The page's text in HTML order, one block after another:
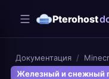
Pterohost
Документация /
Железный и снежный